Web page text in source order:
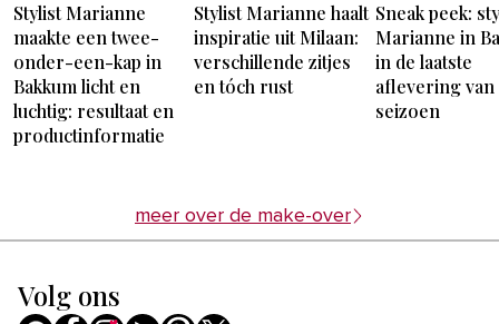
Stylist Marianne
maakte een twee-
onder-een-kap in
Bakkum licht en
luchtig: resultaat en
productinformatie
Stylist Marianne haalt
inspiratie uit Milaan:
verschillende zitjes
en tóch rust
Sneak peek:
Marianne in
in de laatste
aflevering van
seizoen
meer over de make-over
Volg ons